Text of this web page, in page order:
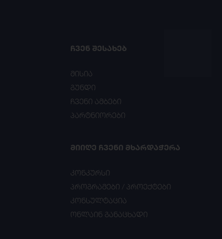
ᲩᲕᲔᲜ ᲨᲔᲡᲐᲮᲔᲑ
მისია
გუნდი
ჩვენი ამბები
პარტნიორები
ᲛᲘᲘᲦᲔ ᲩᲕᲔᲜᲘ ᲛᲮᲐᲠᲓᲐᲭᲔᲠᲐ
კონკურსი
პროგრამები / პროექტები
კონსულტაცია
ონლაინ განაცხადი